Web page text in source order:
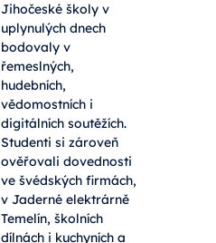
Jihočeské školy v
uplynulých dnech
bodovaly v
řemeslných,
hudebních,
vědomostních i
digitálních soutěžích.
Studenti si zároveň
ověřovali dovednosti
ve švédských firmách,
v Jaderné elektrárně
Temelín, školních
dílnách i kuchyních a